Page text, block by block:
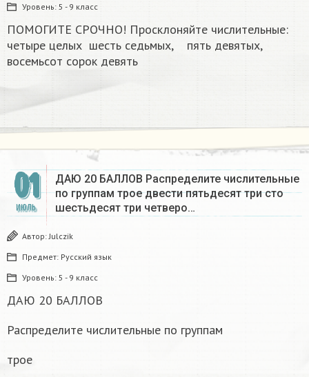
Уровень: 5 - 9 класс
ПОМОГИТЕ СРОЧНО! Просклоняйте числительные:
четыре целых шесть седьмых, пять девятых,
восемьсот сорок девять
01
ИЮЛЬ
ДАЮ 20 БАЛЛОВ Распределите числительные
по группам трое двести пятьдесят три сто
шестьдесят три четверо…
Автор:Julczik
Предмет: Русский язык
Уровень: 5 - 9 класс
ДАЮ 20 БАЛЛОВ
Распределите числительные по группам
трое